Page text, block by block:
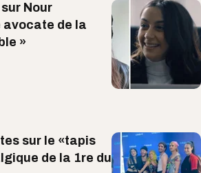
Nour
avocate de la
»
sur le «tapis
de la 1re du